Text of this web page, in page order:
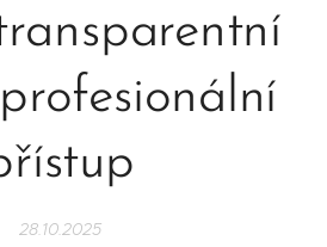
28.10.2025